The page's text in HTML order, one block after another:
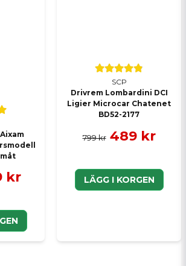
kr
SCP
Drivrem Lombardini DCI
Ligier Microcar Chatenet
BD52-2177
799 kr 489 kr
LÄGG I KORGEN